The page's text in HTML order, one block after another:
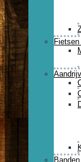
Fietsen
Banden